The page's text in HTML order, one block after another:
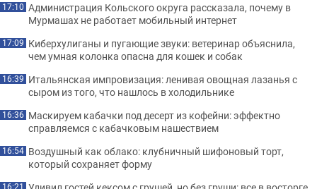
17:10 Администрация Кольского округа рассказала, почему в
Мурмашах не работает мобильный интернет
17:09 Киберхулиганы и пугающие звуки: ветеринар объяснила,
чем умная колонка опасна для кошек и собак
16:39 Итальянская импровизация: ленивая овощная лазанья с
сыром из того, что нашлось в холодильнике
16:36 Маскируем кабачки под десерт из кофейни: эффектно
справляемся с кабачковым нашествием
16:54 Воздушный как облако: клубничный шифоновый торт,
который сохраняет форму
16:21